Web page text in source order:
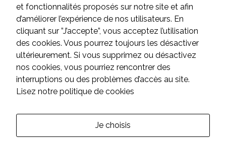
Du lundi au jeudi
de 8h à 12h et de 13h à 17h
Le vendredi
de 8h à 12h et de 13h à 16h
Samedi et dimanche
fermé
CONTACT
Suivez-nous sur les réseaux :
et fonctionnalités proposés sur notre site et afin
d’améliorer l’expérience de nos utilisateurs. En
cliquant sur ”J’accepte”, vous acceptez l’utilisation
des cookies. Vous pourrez toujours les désactiver
ultérieurement. Si vous supprimez ou désactivez
nos cookies, vous pourriez rencontrer des
interruptions ou des problèmes d’accès au site.
Lisez notre politique de cookies
Je choisis